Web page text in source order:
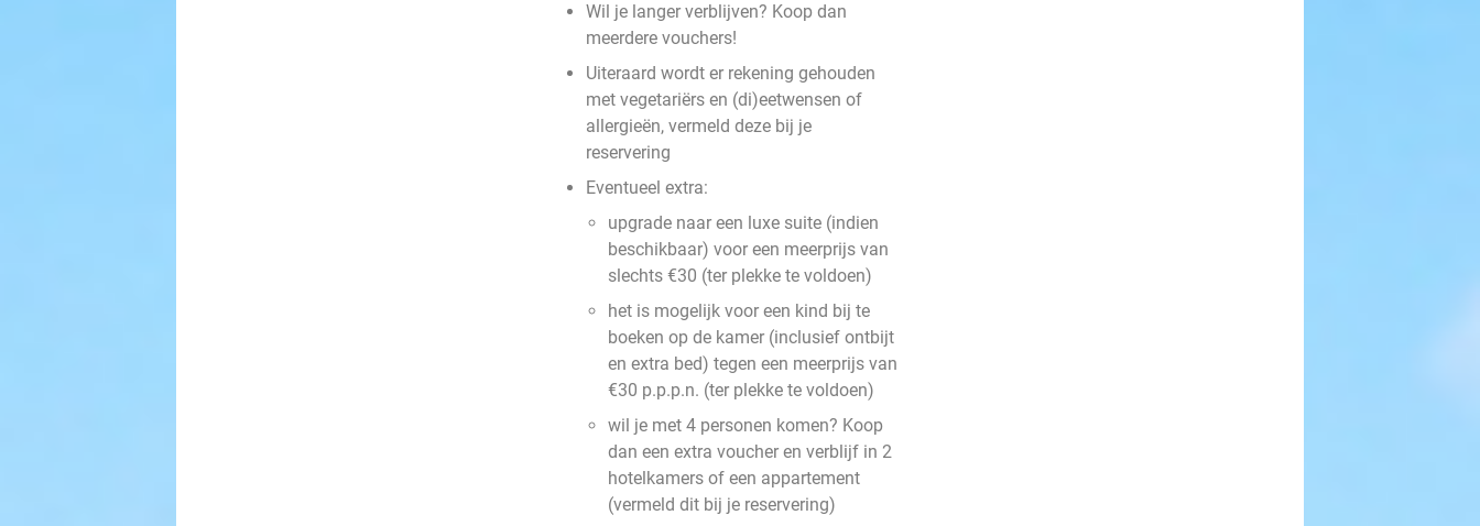
Wil je langer verblijven? Koop dan
meerdere vouchers!
Uiteraard wordt er rekening gehouden
met vegetariërs en (di)eetwensen of
allergieën, vermeld deze bij je
reservering
Eventueel extra:
upgrade naar een luxe suite (indien
beschikbaar) voor een meerprijs van
slechts €30 (ter plekke te voldoen)
het is mogelijk voor een kind bij te
boeken op de kamer (inclusief ontbijt
en extra bed) tegen een meerprijs van
€30 p.p.p.n. (ter plekke te voldoen)
wil je met 4 personen komen? Koop
dan een extra voucher en verblijf in 2
hotelkamers of een appartement
(vermeld dit bij je reservering)